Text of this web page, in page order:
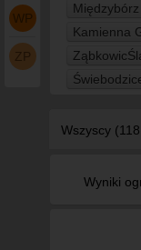
WP
Międzybórz
Kamienna
Wszyscy
Wyniki